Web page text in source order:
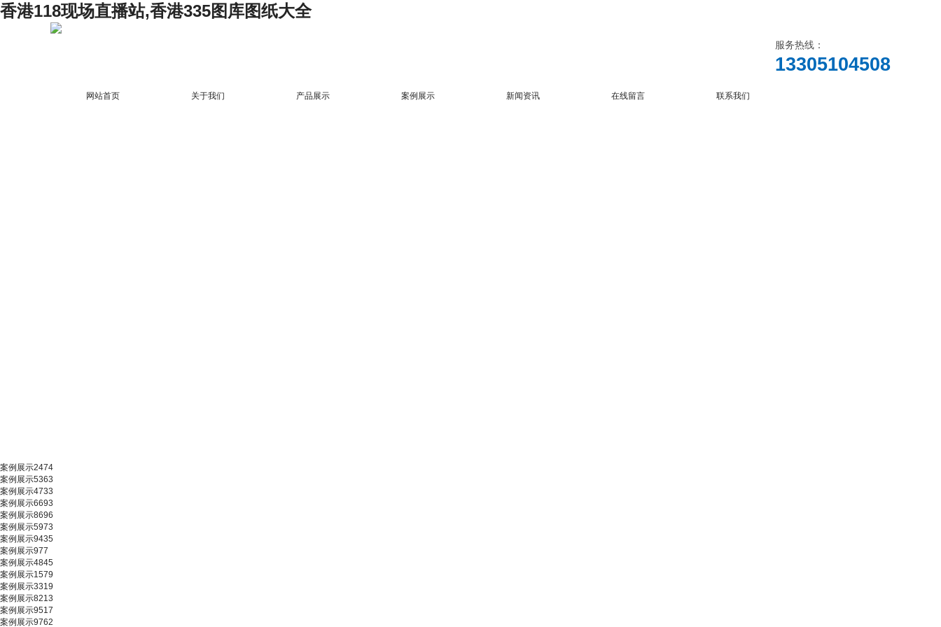
香港118现场直播站,香港335图库图纸大全
服务热线：
13305104508
网站首页 关于我们 产品展示 案例展示 新闻资讯 在线留言 联系我们
案例展示2474
案例展示5363
案例展示4733
案例展示6693
案例展示8696
案例展示5973
案例展示9435
案例展示977
案例展示4845
案例展示1579
案例展示3319
案例展示8213
案例展示9517
案例展示9762